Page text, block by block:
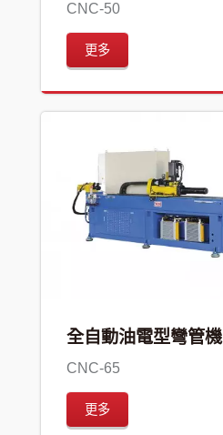
CNC-50
更多
全自動油電型彎管機
CNC-65
更多